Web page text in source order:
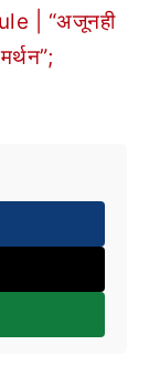
| “अजूनही